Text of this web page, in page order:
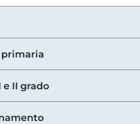
primaria
e II grado